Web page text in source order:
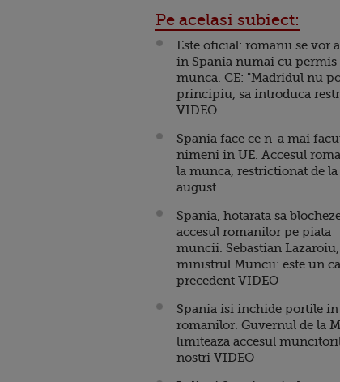
Pe acelasi subiect:
Este oficial: romanii se vor
in Spania numai cu permis
munca. CE: "Madridul nu
principiu, sa introduca
VIDEO
Spania face ce n-a mai
nimeni in UE. Accesul
la munca, restrictionat de la
august
Spania, hotarata sa
accesul romanilor pe piata
muncii. Sebastian Lazaroiu,
ministrul Muncii: este un
precedent VIDEO
Spania isi inchide portile in
romanilor. Guvernul de la
limiteaza accesul
nostri VIDEO